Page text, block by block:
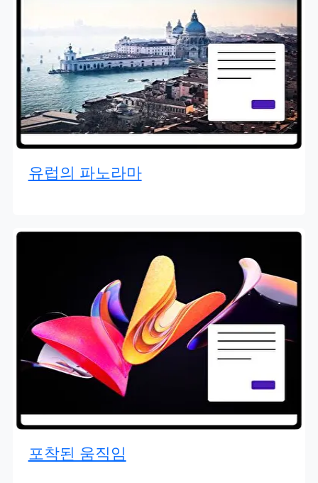
유럽의 파노라마
포착된 움직임